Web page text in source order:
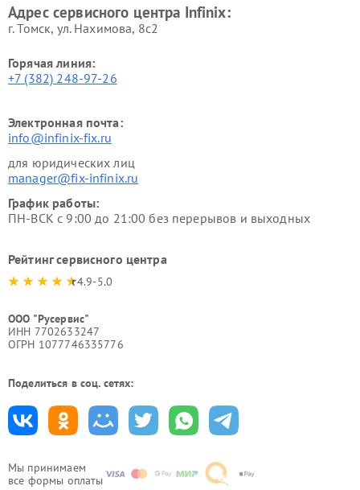
Мы принимаем
все формы оплаты
Адрес сервисного центра Infinix:
г. Томск, ул. Нахимова, 8с2
Горячая линия:
+7 (382) 248-97-26
Электронная почта:
info@infinix-fix.ru
для юридических лиц
manager@fix-infinix.ru
График работы:
ПН-ВСК с 9:00 до 21:00 без перерывов и выходных
Рейтинг сервисного центра
4.9-5.0
ООО "Русервис"
ИНН 7702633247
ОГРН 1077746335776
Поделиться в соц. сетях: